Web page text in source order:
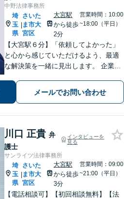
中野法律事務所
埼
玉
県
|
さいた
ま市大
宮区
大宮駅
から徒歩
2分
営業時間：10:00
~18:00（平日）
【大宮駅６分】「依頼してよかった」
と心から感じていただけるよう、最適
な解決策を一緒に見出します。 企業法
／労務など。お困りごとやお悩みは、
どうぞお気軽にお知らせください。
メールでお問い合わせ
川口 正貴 弁
護士
インタビューを
見る
サンライツ法律事務所
埼
玉
県
|
さいた
ま市大
宮区
大宮駅
から徒歩
3分
営業時間：09:00
~21:00（平日）
【電話相談可】【初回相談無料】【法